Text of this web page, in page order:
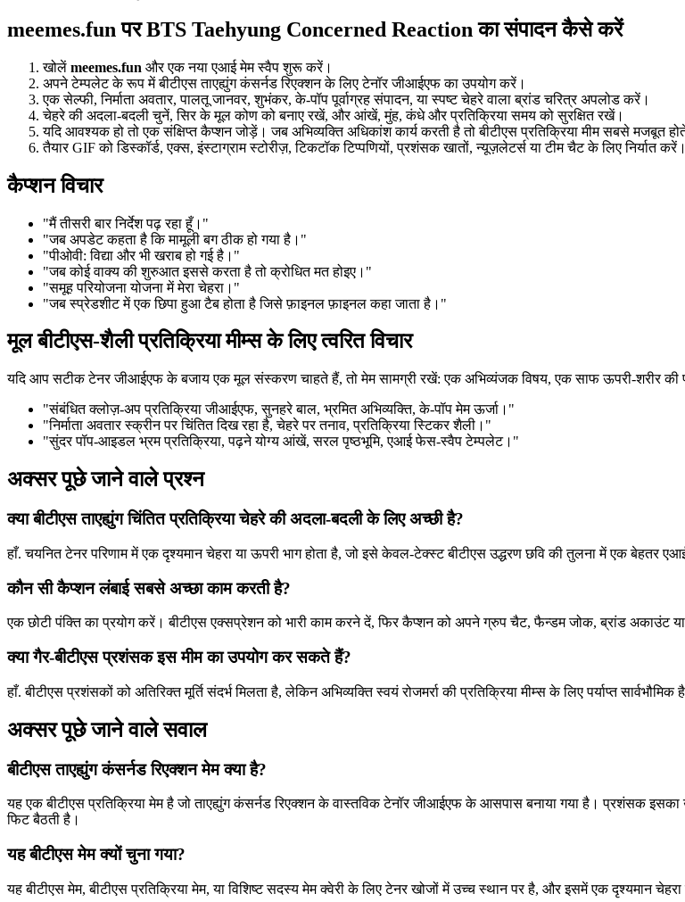
meemes.fun पर BTS Taehyung Concerned Reaction का संपादन कैसे करें
खोलें meemes.fun और एक नया एआई मेम स्वैप शुरू करें।
अपने टेम्पलेट के रूप में बीटीएस ताएह्युंग कंसर्नड रिएक्शन के लिए टेनॉर जीआईएफ का उपयोग करें।
एक सेल्फी, निर्माता अवतार, पालतू जानवर, शुभंकर, के-पॉप पूर्वाग्रह संपादन, या स्पष्ट चेहरे वाला ब्रांड चरित्र अपलोड करें।
चेहरे की अदला-बदली चुनें, सिर के मूल कोण को बनाए रखें, और आंखें, मुंह, कंधे और प्रतिक्रिया समय को सुरक्षित रखें।
यदि आवश्यक हो तो एक संक्षिप्त कैप्शन जोड़ें। जब अभिव्यक्ति अधिकांश कार्य करती है तो बीटीएस प्रतिक्रिया मीम सबसे मजबूत
तैयार GIF को डिस्कॉर्ड, एक्स, इंस्टाग्राम स्टोरीज़, टिकटॉक टिप्पणियों, प्रशंसक खातों, न्यूज़लेटर्स या टीम चैट के लिए निर्यात करें।
कैप्शन विचार
"मैं तीसरी बार निर्देश पढ़ रहा हूँ।"
"जब अपडेट कहता है कि मामूली बग ठीक हो गया है।"
"पीओवी: विद्या और भी खराब हो गई है।"
"जब कोई वाक्य की शुरुआत इससे करता है तो क्रोधित मत होइए।"
"समूह परियोजना योजना में मेरा चेहरा।"
"जब स्प्रेडशीट में एक छिपा हुआ टैब होता है जिसे फ़ाइनल फ़ाइनल कहा जाता है।"
मूल बीटीएस-शैली प्रतिक्रिया मीम्स के लिए त्वरित विचार
यदि आप सटीक टेनर जीआईएफ के बजाय एक मूल संस्करण चाहते हैं, तो मेम सामग्री रखें: एक अभिव्यंजक विषय, एक साफ ऊपरी-शरीर की
"संबंधित क्लोज़-अप प्रतिक्रिया जीआईएफ, सुनहरे बाल, भ्रमित अभिव्यक्ति, के-पॉप मेम ऊर्जा।"
"निर्माता अवतार स्क्रीन पर चिंतित दिख रहा है, चेहरे पर तनाव, प्रतिक्रिया स्टिकर शैली।"
"सुंदर पॉप-आइडल भ्रम प्रतिक्रिया, पढ़ने योग्य आंखें, सरल पृष्ठभूमि, एआई फेस-स्वैप टेम्पलेट।"
अक्सर पूछे जाने वाले प्रश्न
क्या बीटीएस ताएह्युंग चिंतित प्रतिक्रिया चेहरे की अदला-बदली के लिए अच्छी है?
हाँ. चयनित टेनर परिणाम में एक दृश्यमान चेहरा या ऊपरी भाग होता है, जो इसे केवल-टेक्स्ट बीटीएस उद्धरण छवि की तुलना में एक बेहतर
कौन सी कैप्शन लंबाई सबसे अच्छा काम करती है?
एक छोटी पंक्ति का प्रयोग करें। बीटीएस एक्सप्रेशन को भारी काम करने दें, फिर कैप्शन को अपने ग्रुप चैट, फैन्डम जोक, ब्रांड अकाउंट या
क्या गैर-बीटीएस प्रशंसक इस मीम का उपयोग कर सकते हैं?
हाँ. बीटीएस प्रशंसकों को अतिरिक्त मूर्ति संदर्भ मिलता है, लेकिन अभिव्यक्ति स्वयं रोजमर्रा की प्रतिक्रिया मीम्स के लिए पर्याप्त सार्वभौमिक
अक्सर पूछे जाने वाले सवाल
बीटीएस ताएह्युंग कंसर्नड रिएक्शन मेम क्या है?
यह एक बीटीएस प्रतिक्रिया मेम है जो ताएह्युंग कंसर्नड रिएक्शन के वास्तविक टेनॉर जीआईएफ के आसपास बनाया गया है। प्रशंसक
फिट बैठती है।
यह बीटीएस मेम क्यों चुना गया?
यह बीटीएस मेम, बीटीएस प्रतिक्रिया मेम, या विशिष्ट सदस्य मेम क्वेरी के लिए टेनर खोजों में उच्च स्थान पर है, और इसमें एक दृश्यमान